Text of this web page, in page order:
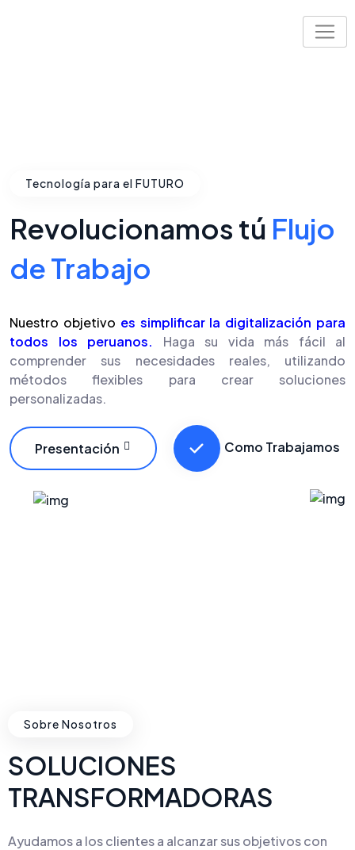
Tecnología para el FUTURO
Revolucionamos tú Flujo
de Trabajo
Nuestro objetivo es simplificar la digitalización para
todos los peruanos. Haga su vida más fácil al
comprender sus necesidades reales, utilizando
métodos flexibles para crear soluciones
personalizadas.
Presentación Como Trabajamos
Sobre Nosotros
SOLUCIONES
TRANSFORMADORAS
Ayudamos a los clientes a alcanzar sus objetivos con